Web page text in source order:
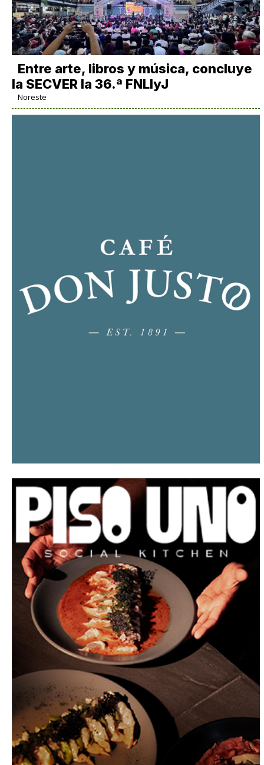
Entre arte, libros y música, concluye
la SECVER la 36.ª FNLIyJ
Noreste